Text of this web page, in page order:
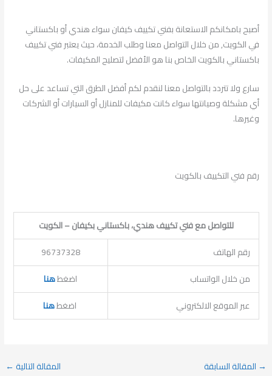
أصبح بامكانكم الاستعانة بفني تكييف كيفان سواء هندي أو باكستاني
في الكويت, من خلال التواصل معنا وطلب الخدمة، حيث يعتبر فني تكييف
باكستاني بالكويت الخاص بنا هو الأفضل لتصليح المكيفات.
سارع ولا تتردد بالتواصل معنا لنقدم لكم أفضل الطرق التي تساعد على حل
أي مشكلة وصيانتها سواء كانت مكيفات للمنازل أو السيارات أو الشركات
وغيرها.
رقم فني التكييف بالكويت
للتواصل مع فني تكييف هندي، باكستاني بكيفان – الكويت
رقم الهاتف
96737328
من خلال الواتساب
اضغطهنا
عبر الموقع الالكتروني
اضغطهنا
→ المقالة السابقة المقالة التالية←